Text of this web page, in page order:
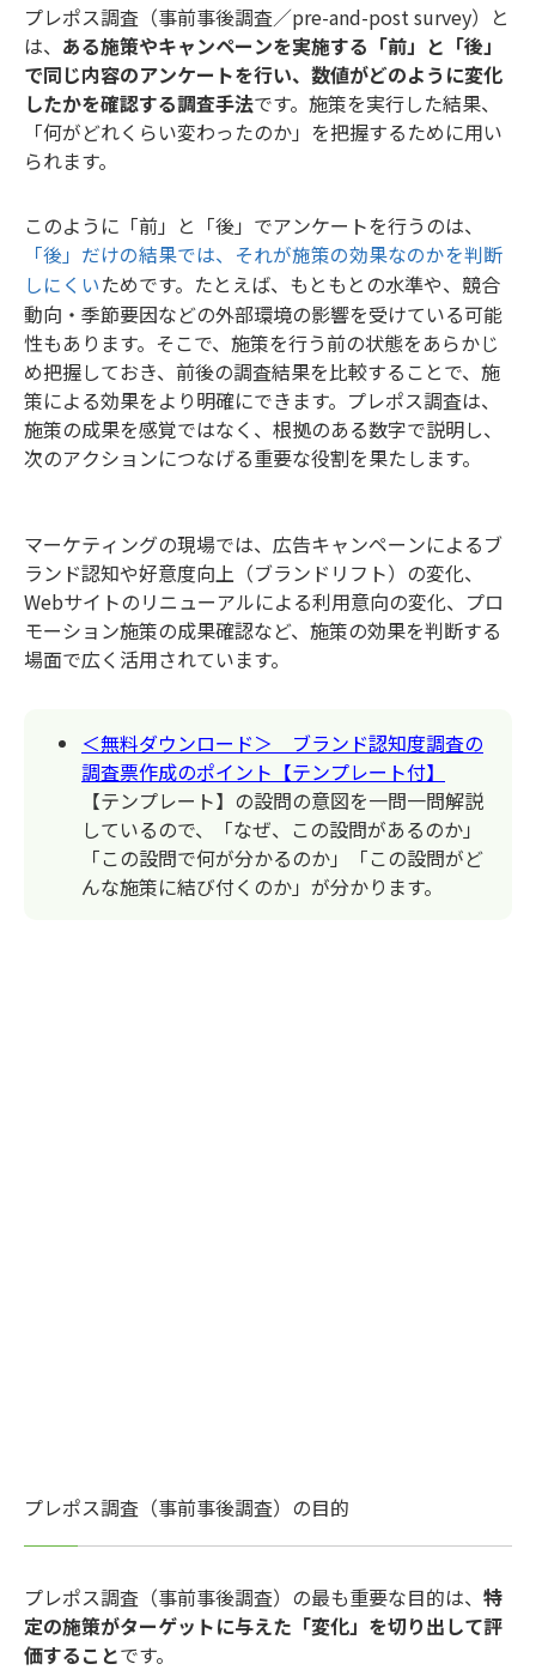
プレポス調査（事前事後調査／pre-and-post survey）と
は、 ある施策やキャンペーンを実施する「前」と「後」
で同じ内容のアンケートを行い、数値がどのように変化
したかを確認する調査手法です。施策を実行した結果、
「何がどれくらい変わったのか」を把握するために用い
られます。
このように「前」と「後」でアンケートを行うのは、
「後」だけの結果では、それが施策の効果なのかを判断
しにくいためです。たとえば、もともとの水準や、競合
動向・季節要因などの外部環境の影響を受けている可能
性もあります。そこで、施策を行う前の状態をあらかじ
め把握しておき、前後の調査結果を比較することで、施
策による効果をより明確にできます。プレポス調査は、
施策の成果を感覚ではなく、根拠のある数字で説明し、
次のアクションにつなげる重要な役割を果たします。
マーケティングの現場では、広告キャンペーンによるブ
ランド認知や好意度向上（ブランドリフト）の変化、
Webサイトのリニューアルによる利用意向の変化、プロ
モーション施策の成果確認など、施策の効果を判断する
場面で広く活用されています。
＜無料ダウンロード＞ ブランド認知度調査の
調査票作成のポイント【テンプレート付】
【テンプレート】の設問の意図を一問一問解説
しているので、「なぜ、この設問があるのか」
「この設問で何が分かるのか」「この設問がど
んな施策に結び付くのか」が分かります。
プレポス調査（事前事後調査）の目的
プレポス調査（事前事後調査）の最も重要な目的は、 特
定の施策がターゲットに与えた「変化」を切り出して評
価することです。